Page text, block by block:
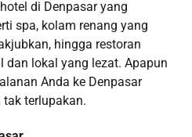
di Denpasar yang
spa, kolam renang yang
hingga restoran
dan lokal yang lezat. Apapun
Anda ke Denpasar
terlupakan.